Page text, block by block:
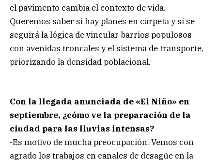
el pavimento cambia el contexto de vida.
Queremos saber si hay planes en carpeta y si se
seguirá la lógica de vincular barrios populosos
con avenidas troncales y el sistema de transporte,
priorizando la densidad poblacional.
Con la llegada anunciada de «El Niño» en
septiembre, ¿cómo ve la preparación de la
ciudad para las lluvias intensas?
-Es motivo de mucha preocupación. Vemos con
agrado los trabajos en canales de desagüe en la